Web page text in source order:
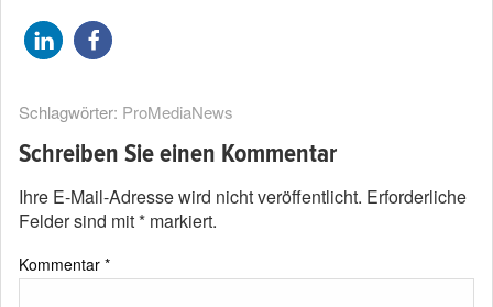
Schlagwörter: ProMediaNews
Schreiben Sie einen Kommentar
Ihre E-Mail-Adresse wird nicht veröffentlicht. Erforderliche
Felder sind mit* markiert.
Kommentar *